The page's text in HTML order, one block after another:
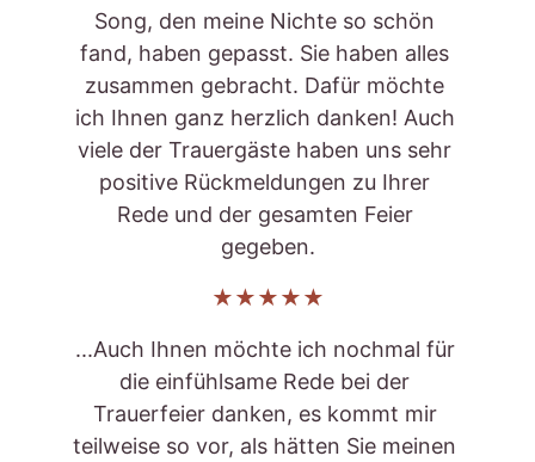
Song, den meine Nichte so schön
fand, haben gepasst. Sie haben alles
zusammen gebracht. Dafür möchte
ich Ihnen ganz herzlich danken! Auch
viele der Trauergäste haben uns sehr
positive Rückmeldungen zu Ihrer
Rede und der gesamten Feier
gegeben.
...Auch Ihnen möchte ich nochmal für
die einfühlsame Rede bei der
Trauerfeier danken, es kommt mir
teilweise so vor, als hätten Sie meinen
★★★★★